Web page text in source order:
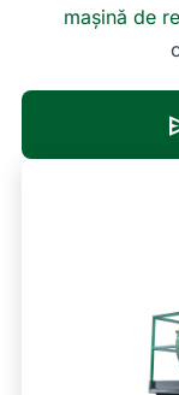
mașină de